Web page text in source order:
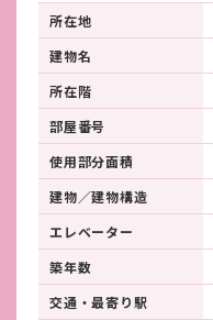
所在地
建物名
所在階
部屋番号
使用部分面積
建物／建物構造
エレベーター
築年数
交通・最寄り駅